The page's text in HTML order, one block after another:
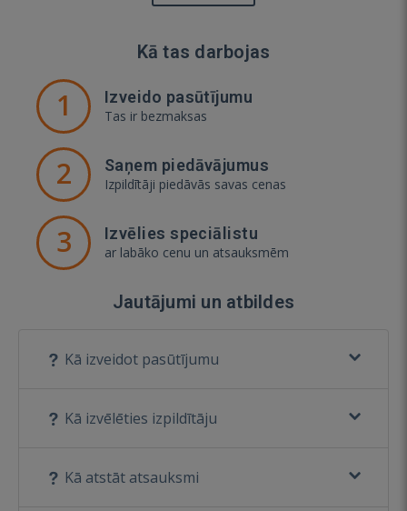
Kā tas darbojas
1 Izveido pasūtījumu
Tas ir bezmaksas
2 Saņem piedāvājumus
Izpildītāji piedāvās savas cenas
3 Izvēlies speciālistu
ar labāko cenu un atsauksmēm
Jautājumi un atbildes
Kā izveidot pasūtījumu
Kā izvēlēties izpildītāju
Kā atstāt atsauksmi